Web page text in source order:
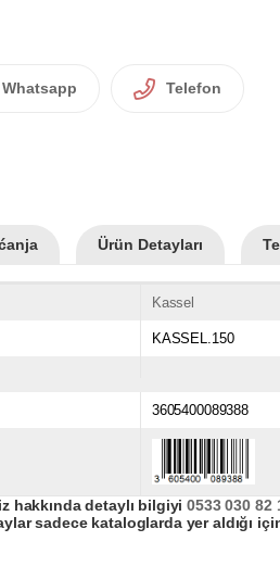
Whatsapp Telefon
Ürün Detayları
Kassel
KASSEL.150
3605400089388
hakkında detaylı bilgiyi0533 030 82
sadece kataloglarda yer aldığı